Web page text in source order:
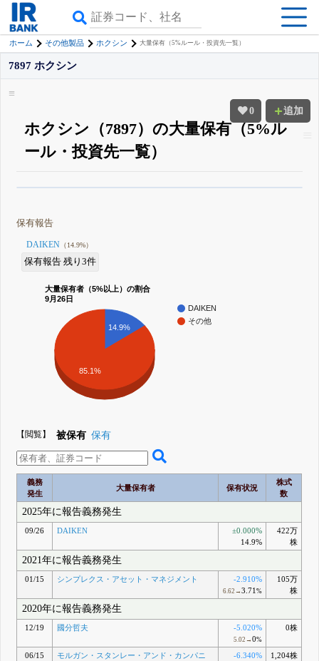
ホーム その他製品 ホクシン 大量保有（5%ルール・投資先一覧）
0 追加
7897 ホクシン
ホクシン（7897）の大量保有（5%ル
ール・投資先一覧）
登録すると永久30%OFFと米株版の先行利用も付きます
保有報告
DAIKEN （14.9%）
保有報告 残り3件
大量保有者（5%以上）の割合
9月26日
DAIKEN
その他
14.9%
85.1%
【閲覧】 被保有 保有
義務
発生
大量保有者 保有状況
株式
数
2025年に報告義務発生
09/26 DAIKEN
±0.000%
14.9%
422万
株
2021年に報告義務発生
01/15 シンプレクス・アセット・マネジメント -2.910%
6.62→ 3.71 %
105万
株
2020年に報告義務発生
12/19 國分哲夫 -5.020%
5.02→ 0%
0株
06/15
モルガン・スタンレー・アンド・カンパニ
-6.340% 1,204株